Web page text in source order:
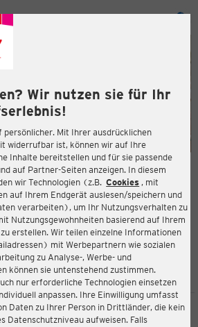
Wir nutzen sie für Ihr
persönlicher. Mit Ihrer ausdrücklichen
widerrufbar ist, können wir auf Ihre
Inhalte bereitstellen und für sie passende
auf Partner-Seiten anzeigen. In diesem
wir Technologien (z.B. Cookies , mit
auf Ihrem Endgerät auslesen/speichern und
verarbeiten), um Ihr Nutzungsverhalten zu
Nutzungsgewohnheiten basierend auf Ihrem
erstellen. Wir teilen einzelne Informationen
mit Werbepartnern wie sozialen
zu Analyse-, Werbe- und
können sie untenstehend zustimmen.
nur erforderliche Technologien einsetzen
anpassen. Ihre Einwilligung umfasst
Daten zu Ihrer Person in Drittländer, die kein
Datenschutzniveau aufweisen. Falls
FAMILY FILIALE
255a
Herne
4,4
Bewertung:
SORTIMENT AKTIONEN